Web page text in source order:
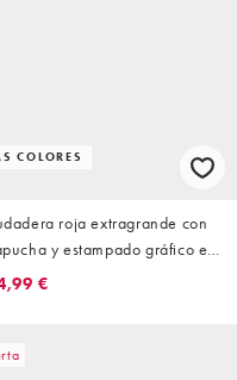
COLORES
roja extragrande con
y estampado gráfico en
Phoenix Fleece de
€